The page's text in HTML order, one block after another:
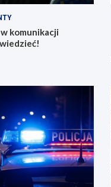
komunikacji